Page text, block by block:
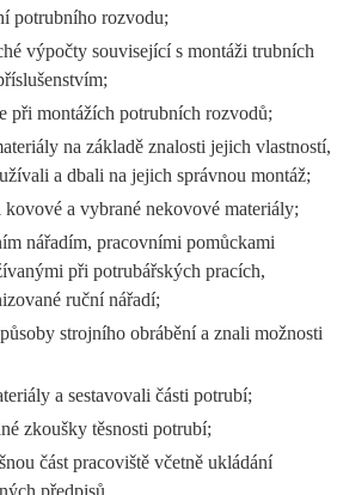
potrubního rozvodu;
výpočty související s montáži trubních
při montážích potrubních rozvodů;
na základě znalosti jejich vlastností,
a dbali na jejich správnou montáž;
kovové a vybrané nekovové materiály;
nářadím, pracovními pomůckami
při potrubářských pracích,
ruční nářadí;
strojního obrábění a znali možnosti
a sestavovali části potrubí;
zkoušky těsnosti potrubí;
část pracoviště včetně ukládání
předpisů.